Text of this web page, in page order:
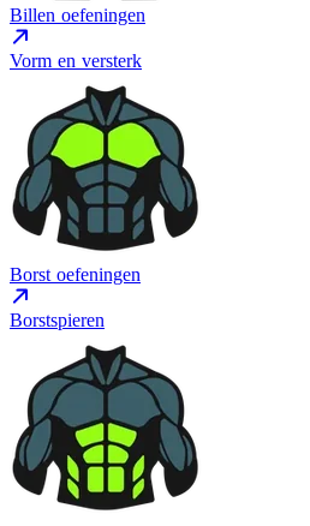
Billen oefeningen
Vorm en versterk
Borst oefeningen
Borstspieren